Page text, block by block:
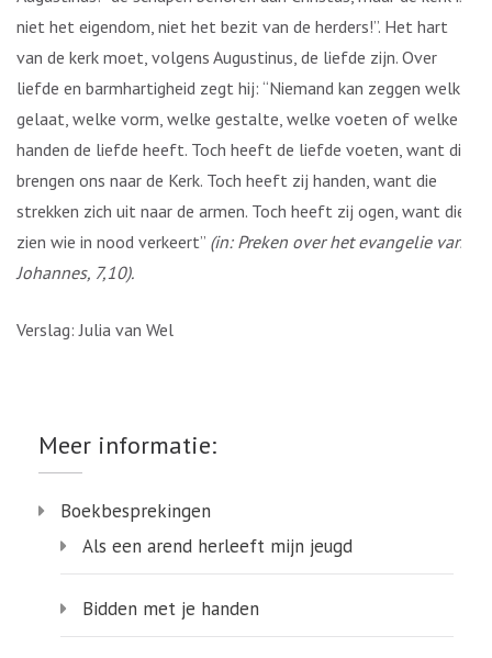
niet het eigendom, niet het bezit van de herders!”. Het hart
van de kerk moet, volgens Augustinus, de liefde zijn. Over
liefde en barmhartigheid zegt hij: “Niemand kan zeggen welk
gelaat, welke vorm, welke gestalte, welke voeten of welke
handen de liefde heeft. Toch heeft de liefde voeten, want die
brengen ons naar de Kerk. Toch heeft zij handen, want die
strekken zich uit naar de armen. Toch heeft zij ogen, want die
zien wie in nood verkeert” (in: Preken over het evangelie van
Johannes, 7,10).
Verslag: Julia van Wel
Meer informatie:
Boekbesprekingen
Als een arend herleeft mijn jeugd
Bidden met je handen